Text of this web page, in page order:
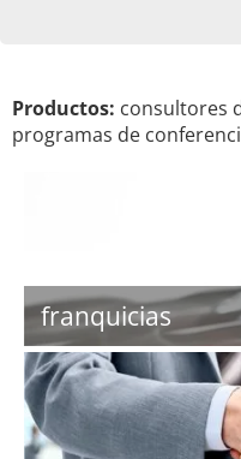
Productos: consultores
programas de
franquicias